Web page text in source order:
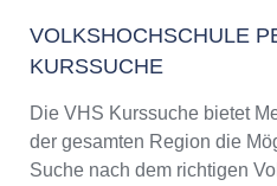
VOLKSHOCHSCHULE
KURSSUCHE
Die VHS Kurssuche bietet
der gesamten Region die
Suche nach dem richtigen